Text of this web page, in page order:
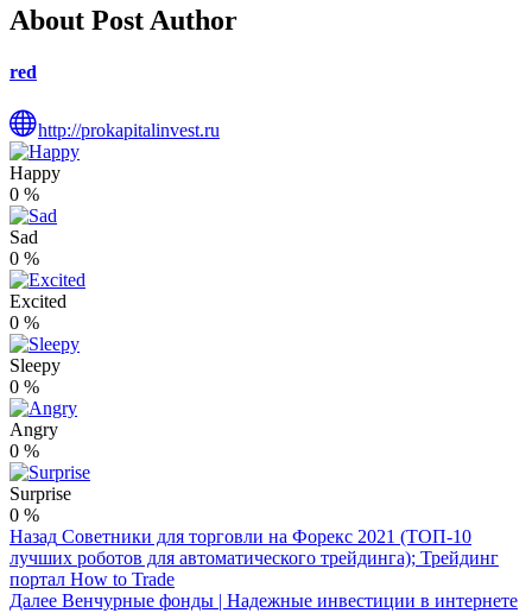
About Post Author
red
http://prokapitalinvest.ru
Happy
0 %
Sad
0 %
Excited
0 %
Sleepy
0 %
Angry
0 %
Surprise
0 %
Post
Navigation
Назад Советники для торговли на Форекс 2021 (ТОП-10
лучших роботов для автоматического трейдинга); Трейдинг
портал How to Trade
Далее Венчурные фонды | Надежные инвестиции в интернете